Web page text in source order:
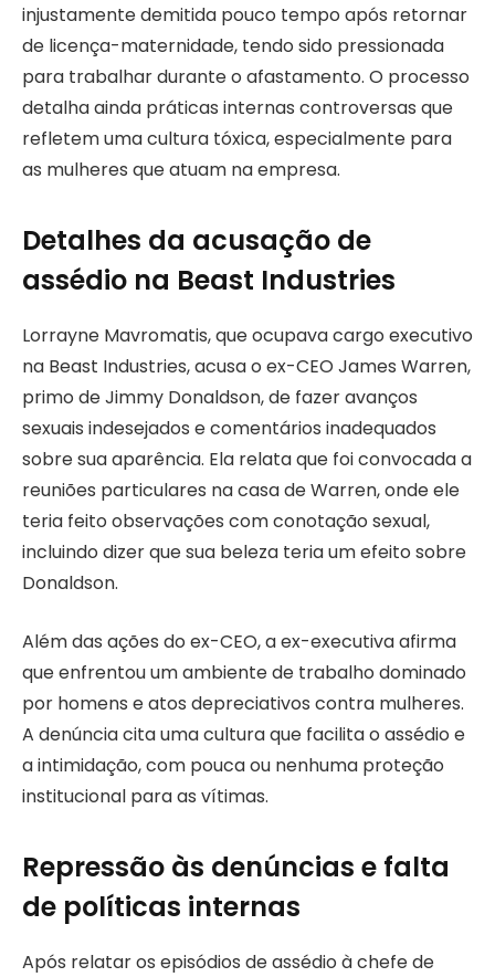
injustamente demitida pouco tempo após retornar
de licença-maternidade, tendo sido pressionada
para trabalhar durante o afastamento. O processo
detalha ainda práticas internas controversas que
refletem uma cultura tóxica, especialmente para
as mulheres que atuam na empresa.
Detalhes da acusação de
assédio na Beast Industries
Lorrayne Mavromatis, que ocupava cargo executivo
na Beast Industries, acusa o ex-CEO James Warren,
primo de Jimmy Donaldson, de fazer avanços
sexuais indesejados e comentários inadequados
sobre sua aparência. Ela relata que foi convocada a
reuniões particulares na casa de Warren, onde ele
teria feito observações com conotação sexual,
incluindo dizer que sua beleza teria um efeito sobre
Donaldson.
Além das ações do ex-CEO, a ex-executiva afirma
que enfrentou um ambiente de trabalho dominado
por homens e atos depreciativos contra mulheres.
A denúncia cita uma cultura que facilita o assédio e
a intimidação, com pouca ou nenhuma proteção
institucional para as vítimas.
Repressão às denúncias e falta
de políticas internas
Após relatar os episódios de assédio à chefe de